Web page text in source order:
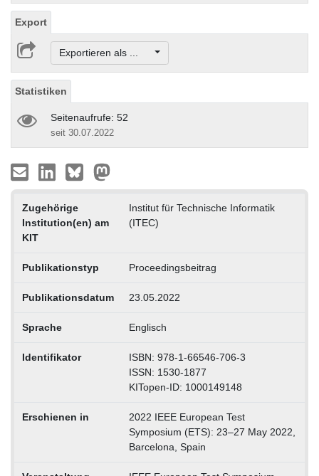
Export
Exportieren als ...
Statistiken
Seitenaufrufe: 52
seit 30.07.2022
Zugehörige
Institution(en) am
KIT
Institut für Technische Informatik
(ITEC)
Publikationstyp Proceedingsbeitrag
Publikationsdatum 23.05.2022
Sprache Englisch
Identifikator
ISBN: 978-1-66546-706-3
ISSN: 1530-1877
KITopen-ID: 1000149148
Erschienen in
2022 IEEE European Test
Symposium (ETS): 23–27 May 2022,
Barcelona, Spain